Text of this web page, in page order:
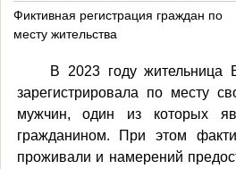
Фиктивная регистрация граждан по
месту жительства
В 2023 году жительница
зарегистрировала по месту
мужчин, один из которых
гражданином. При этом
проживали и намерений